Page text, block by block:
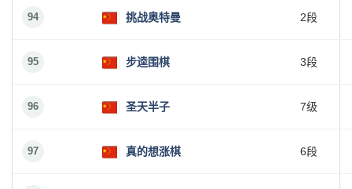
94 挑战奥特曼 2段
95 步逵围棋 3段
96 圣天半子 7级
97 真的想涨棋 6段